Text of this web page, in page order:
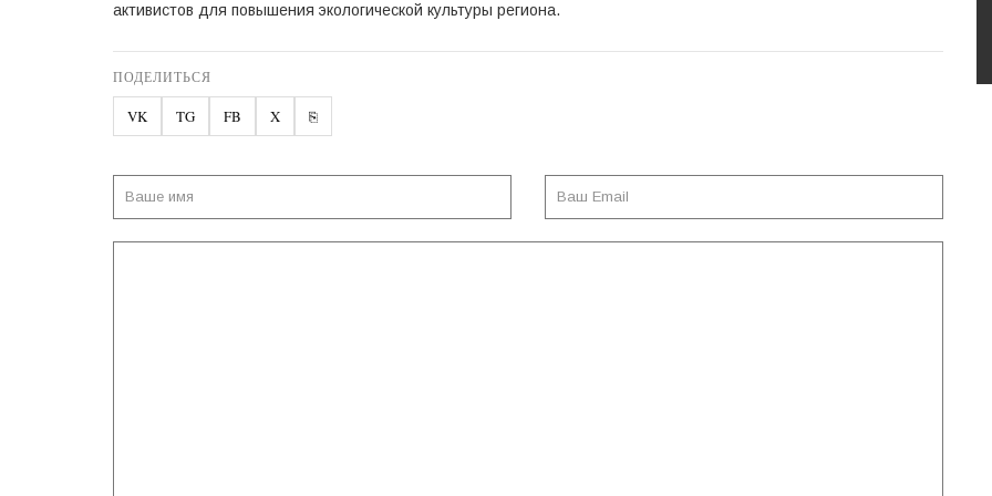
активистов для повышения экологической культуры региона.
ПОДЕЛИТЬСЯ
VK TG FB X ⎘